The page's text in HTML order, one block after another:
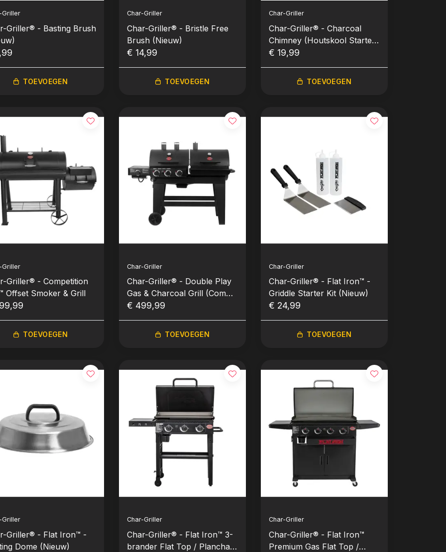
Griller
Griller® - Basting Brush
TOEVOEGEN
Char-Griller
Char-Griller® - Bristle Free
Brush (Nieuw)
€ 14,99
TOEVOEGEN
Char-Griller
Char-Griller® - Charcoal
Chimney (Houtskool Starter)
(Nieuw)
€ 19,99
TOEVOEGEN
Griller
Griller® - Competition
Offset Smoker & Grill
TOEVOEGEN
Char-Griller
Char-Griller® - Double Play
Gas & Charcoal Grill (Combi
barbecue) - Nieuw!
€ 499,99
TOEVOEGEN
Char-Griller
Char-Griller® - Flat Iron™ -
Griddle Starter Kit (Nieuw)
€ 24,99
TOEVOEGEN
Griller
Griller® - Flat Iron™ -
Dome (Nieuw)
Char-Griller
Char-Griller® - Flat Iron™ 3-
brander Flat Top / Plancha -
Char-Griller
Char-Griller® - Flat Iron™
Premium Gas Flat Top /